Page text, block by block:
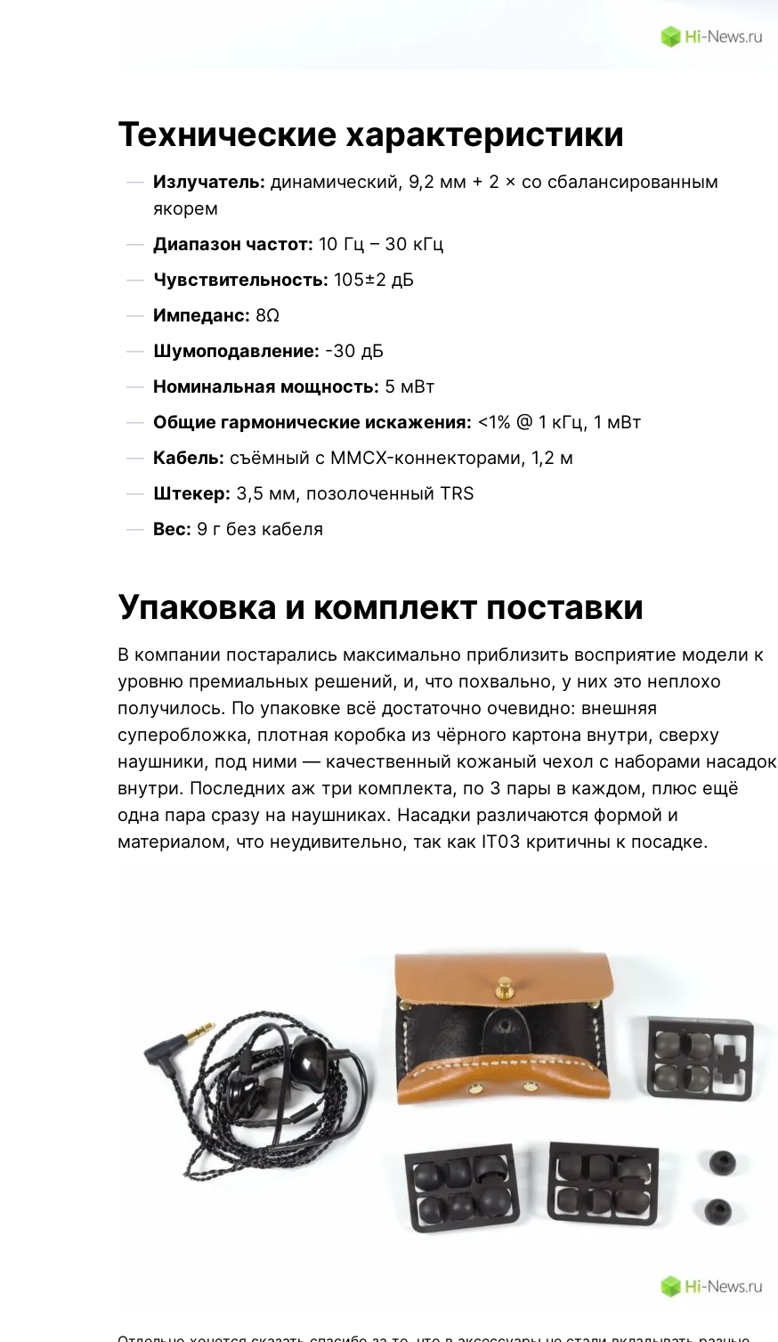
Технические характеристики
Излучатель: динамический, 9,2 мм + 2 × со сбалансированным
якорем
Диапазон частот: 10 Гц – 30 кГц
Чувствительность: 105±2 дБ
Импеданс: 8Ω
Шумоподавление: -30 дБ
Номинальная мощность: 5 мВт
Общие гармонические искажения: <1% @ 1 кГц, 1 мВт
Кабель: съёмный с MMCX-коннекторами, 1,2 м
Штекер: 3,5 мм, позолоченный TRS
Вес: 9 г без кабеля
Упаковка и комплект поставки
В компании постарались максимально приблизить восприятие модели к
уровню премиальных решений, и, что похвально, у них это неплохо
получилось. По упаковке всё достаточно очевидно: внешняя
суперобложка, плотная коробка из чёрного картона внутри, сверху
наушники, под ними — качественный кожаный чехол с наборами насадок
внутри. Последних аж три комплекта, по 3 пары в каждом, плюс ещё
одна пара сразу на наушниках. Насадки различаются формой и
материалом, что неудивительно, так как IT03 критичны к посадке.